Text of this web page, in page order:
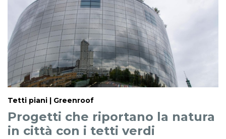
Tetti piani | Greenroof
Progetti che riportano la natura
in città con i tetti verdi